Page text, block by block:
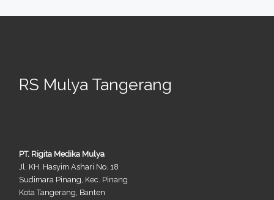
RS Mulya Tangerang
PT. Rigita Medika Mulya
Jl. KH. Hasyim Ashari No. 18
Sudimara Pinang, Kec. Pinang
Kota Tangerang, Banten